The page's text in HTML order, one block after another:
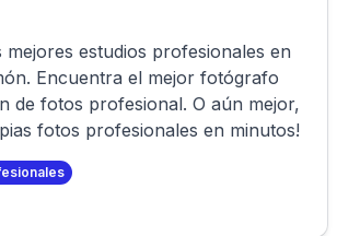
mejores estudios profesionales en
. Encuentra el mejor fotógrafo
de fotos profesional. O aún mejor,
fotos profesionales en minutos!